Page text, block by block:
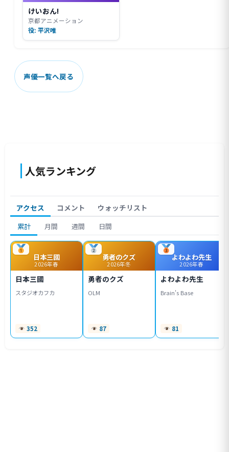
けいおん!
京都アニメーション
役: 平沢唯
声優一覧へ戻る
人気ランキング
アクセス コメント ウォッチリスト
累計 月間 週間 日間
日本三國
2026年春
日本三國
スタジオカフカ
352
勇者のクズ
2026年冬
勇者のクズ
OLM
87
よわよわ先生
2026年春
よわよわ先生
Brain's Base
81